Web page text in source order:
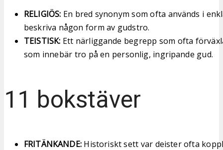
RELIGIÖS: En bred synonym som ofta används i
beskriva någon form av gudstro.
TEISTISK: Ett närliggande begrepp som ofta
som innebär tro på en personlig, ingripande gud.
11 bokstäver
FRITÄNKANDE:Historiskt sett var deister ofta